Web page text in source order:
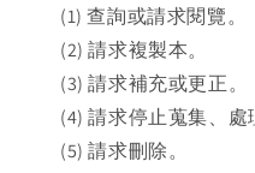
(1) 查詢或請求閱覽。
(2) 請求複製本。
(3) 請求補充或更正。
(4) 請求停止蒐集、處
(5) 請求刪除。